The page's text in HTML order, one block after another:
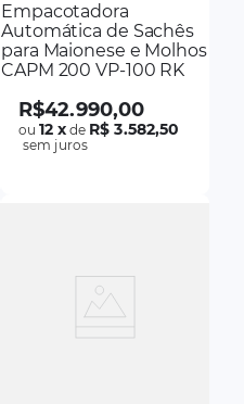
Empacotadora
Automática de Sachês
para Maionese e Molhos
CAPM 200 VP-100 RK
R$42.990,00
ou12 xde R$ 3.582,50
sem juros